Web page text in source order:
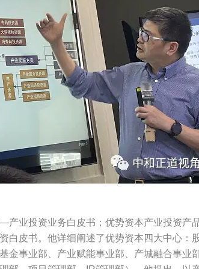
产业投资业务白皮书；优势资本产业投资产
白皮书。他详细阐述了优势资本四大中心：
金事业部、产业赋能事业部、产城融合事业